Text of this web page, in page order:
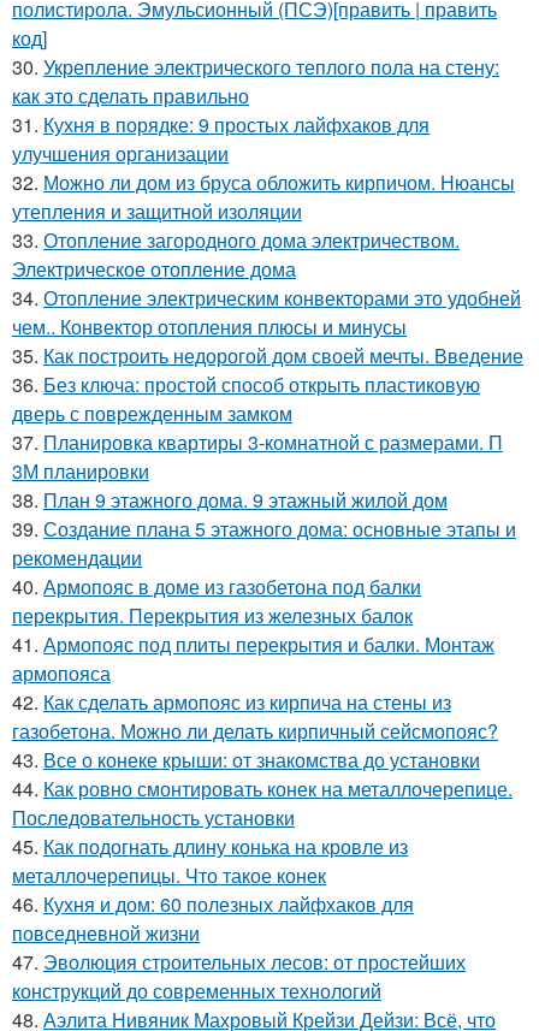
полистирола. Эмульсионный (ПСЭ)[править | править
код]
30. Укрепление электрического теплого пола на стену:
как это сделать правильно
31. Кухня в порядке: 9 простых лайфхаков для
улучшения организации
32. Можно ли дом из бруса обложить кирпичом. Нюансы
утепления и защитной изоляции
33. Отопление загородного дома электричеством.
Электрическое отопление дома
34. Отопление электрическим конвекторами это удобней
чем.. Конвектор отопления плюсы и минусы
35. Как построить недорогой дом своей мечты. Введение
36. Без ключа: простой способ открыть пластиковую
дверь с поврежденным замком
37. Планировка квартиры 3-комнатной с размерами. П
3М планировки
38. План 9 этажного дома. 9 этажный жилой дом
39. Создание плана 5 этажного дома: основные этапы и
рекомендации
40. Армопояс в доме из газобетона под балки
перекрытия. Перекрытия из железных балок
41. Армопояс под плиты перекрытия и балки. Монтаж
армопояса
42. Как сделать армопояс из кирпича на стены из
газобетона. Можно ли делать кирпичный сейсмопояс?
43. Все о конеке крыши: от знакомства до установки
44. Как ровно смонтировать конек на металлочерепице.
Последовательность установки
45. Как подогнать длину конька на кровле из
металлочерепицы. Что такое конек
46. Кухня и дом: 60 полезных лайфхаков для
повседневной жизни
47. Эволюция строительных лесов: от простейших
конструкций до современных технологий
48. Аэлита Нивяник Махровый Крейзи Дейзи: Всё, что